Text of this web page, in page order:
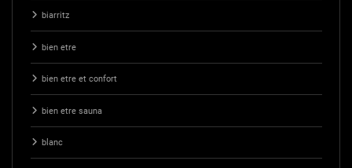
biarritz
bien etre
bien etre et confort
bien etre sauna
blanc